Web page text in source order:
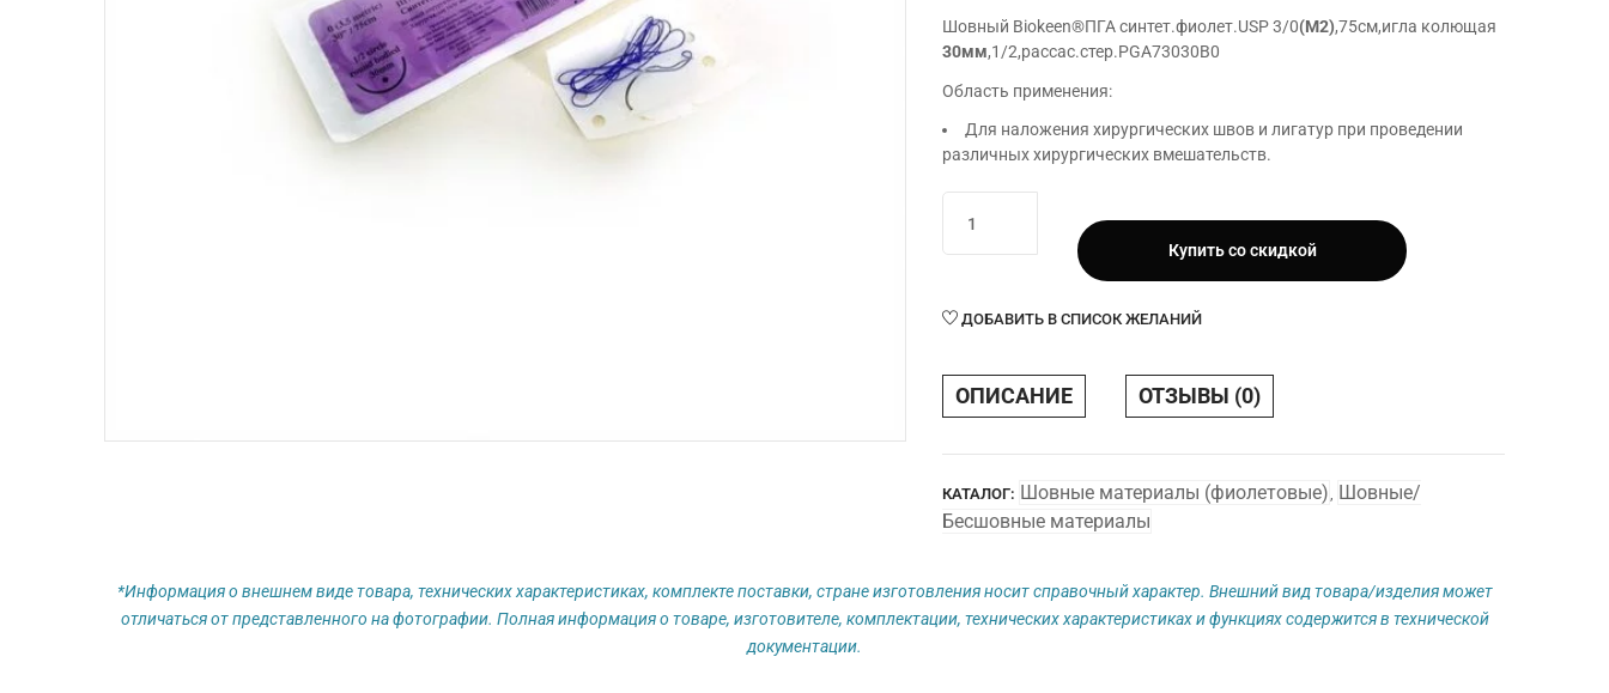
Шовный Biokeen®ПГА синтет.фиолет.USP 3/0(М2),75см,игла колющая
30мм,1/2,рассас.стер.PGA73030В0
Область применения:
Для наложения хирургических швов и лигатур при проведении
различных хирургических вмешательств.
товара
Шовный
синтет.фиолет.USP
30мм,1/2,рассас.стер
Купить со скидкой
ДОБАВИТЬ В СПИСОК ЖЕЛАНИЙ
ОПИСАНИЕ ОТЗЫВЫ (0)
КАТАЛОГ: Шовные материалы (фиолетовые) Шовные/
Бесшовные материалы
*Информация о внешнем виде товара, технических характеристиках, комплекте поставки, стране изготовления носит справочный характер. Внешний вид товара/изделия может
отличаться от представленного на фотографии. Полная информация о товаре, изготовителе, комплектации, технических характеристиках и функциях содержится в технической
документации.